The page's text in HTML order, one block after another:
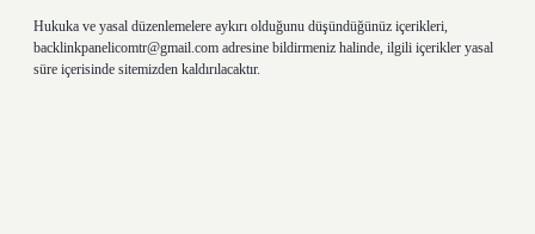
Hukuka ve yasal düzenlemelere aykırı olduğunu düşündüğünüz içerikleri,
backlinkpanelicomtr@gmail.com adresine bildirmeniz halinde, ilgili içerikler yasal
süre içerisinde sitemizden kaldırılacaktır.